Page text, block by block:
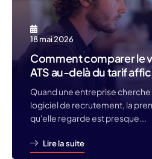
18 mai 2026
Comment comparer le
ATS au-delà du tarif
Quand une entreprise
logiciel de recrutement, la
qu'elle regarde est presque...
Lire la suite